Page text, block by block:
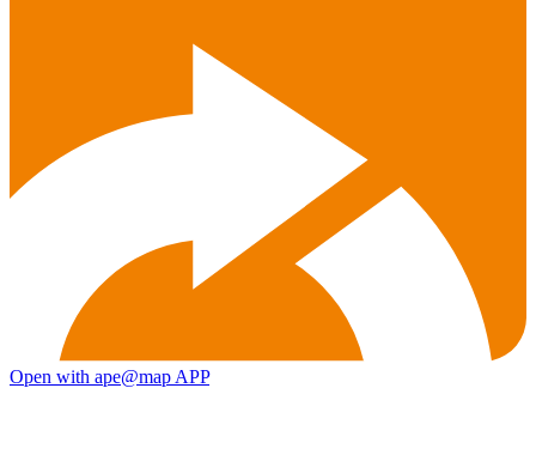
Open with ape@map APP